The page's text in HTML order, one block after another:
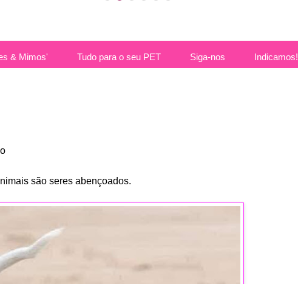
& Mimos' Tudo para o seu PET Siga-nos Indicamos!
são seres abençoados.